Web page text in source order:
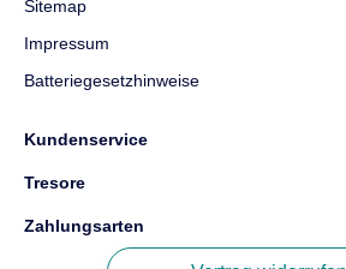
Sitemap
Impressum
Batteriegesetzhinweise
Kundenservice
Tresore
Zahlungsarten